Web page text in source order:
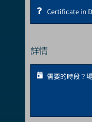
詳情